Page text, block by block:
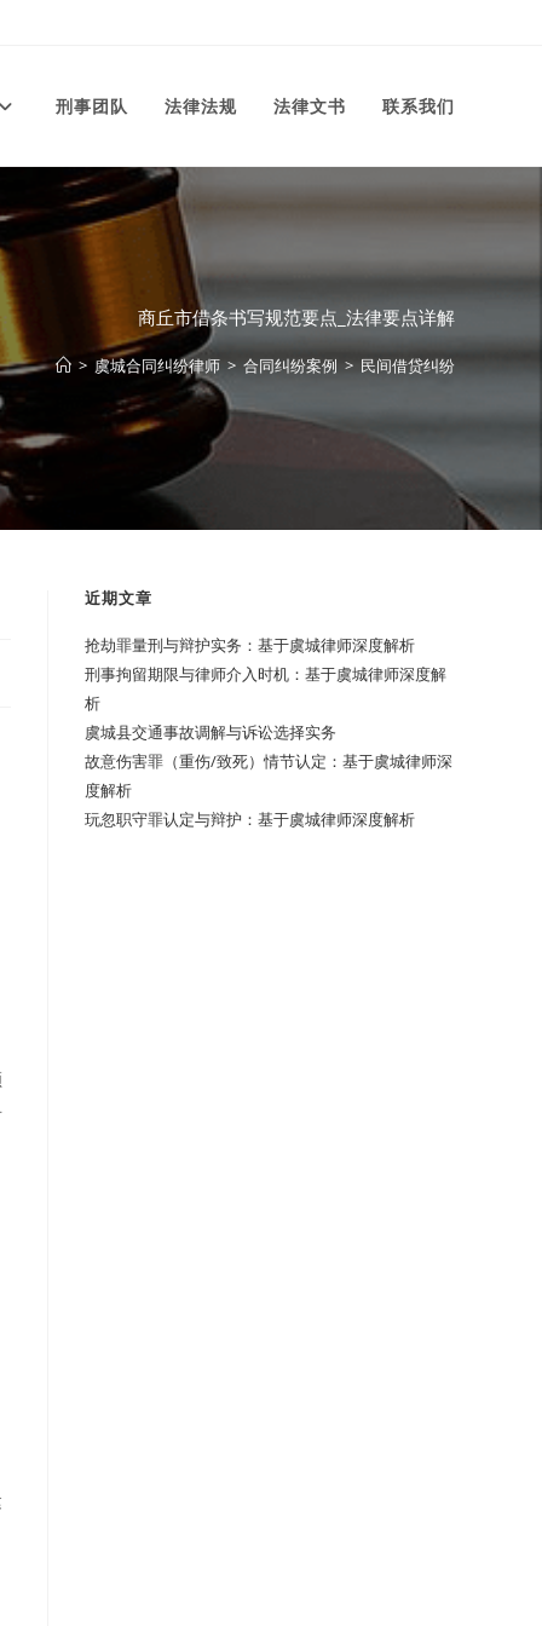
刑事团队 法律法规 法律文书 联系我们
商丘市借条书写规范要点_法律要点详解
> 虞城合同纠纷律师 > 合同纠纷案例 > 民间借贷纠纷
近期文章
抢劫罪量刑与辩护实务：基于虞城律师深度解析
刑事拘留期限与律师介入时机：基于虞城律师深度解
析
虞城县交通事故调解与诉讼选择实务
故意伤害罪（重伤/致死）情节认定：基于虞城律师深
度解析
玩忽职守罪认定与辩护：基于虞城律师深度解析